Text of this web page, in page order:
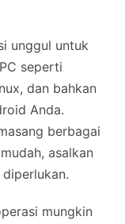
unggul untuk
seperti
dan bahkan
Anda.
berbagai
asalkan
mungkin